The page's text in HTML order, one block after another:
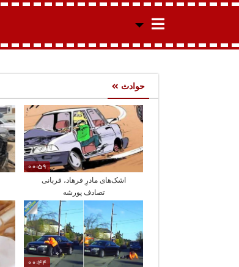
حوادث
00:59
اشک‌های مادرِ فرهاد، قربانی
تصادف پورشه
00:44